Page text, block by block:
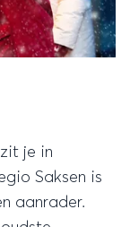
je in
Saksen is
aanrader.